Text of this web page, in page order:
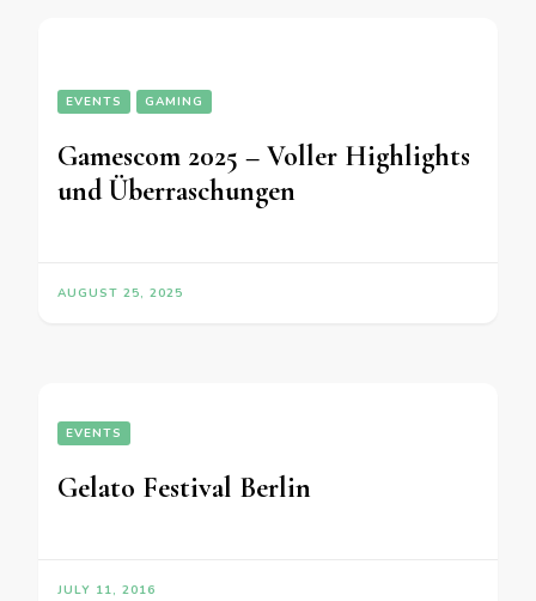
EVENTS GAMING
Gamescom 2025 – Voller Highlights
und Überraschungen
AUGUST 25, 2025
EVENTS
Gelato Festival Berlin
JULY 11, 2016